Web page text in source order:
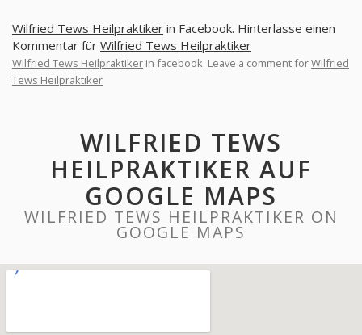
Wilfried Tews Heilpraktiker in Facebook. Hinterlasse einen
Kommentar für Wilfried Tews Heilpraktiker
Wilfried Tews Heilpraktiker in facebook. Leave a comment forWilfried
Tews Heilpraktiker
WILFRIED TEWS
HEILPRAKTIKER AUF
GOOGLE MAPS
WILFRIED TEWS HEILPRAKTIKER ON
GOOGLE MAPS